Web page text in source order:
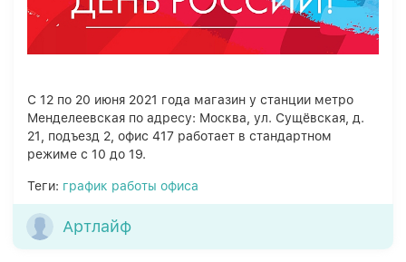
С 12 по 20 июня 2021 года магазин у станции метро
Менделеевская по адресу: Москва, ул. Сущёвская, д.
21, подъезд 2, офис 417 работает в стандартном
режиме с 10 до 19.
Теги: график работы офиса
Артлайф